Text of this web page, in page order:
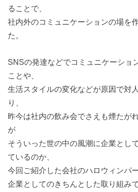
ることで、
社内外のコミュニケーションの場を
た。
SNSの発達などでコミュニケーショ
ことや、
生活スタイルの変化などが原因で対
り、
昨今は社内の飲み会でさえも煙たが
が
そういった世の中の風潮に企業とし
ているのか、
今回ご紹介した会社のハロウィンパ
企業としてのきちんとした取り組みで